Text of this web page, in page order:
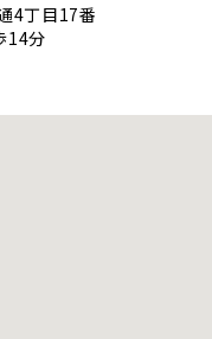
4丁目17番
14分